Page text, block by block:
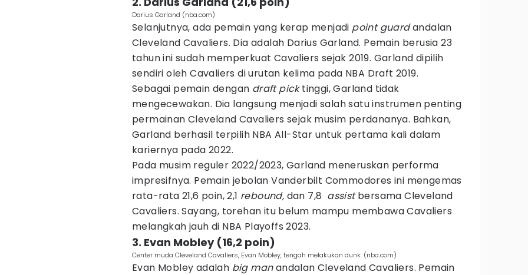
Darius Garland (nba.com)
Selanjutnya, ada pemain yang kerap menjadi point guardandalan
Cleveland Cavaliers. Dia adalah Darius Garland. Pemain berusia 23
tahun ini sudah memperkuat Cavaliers sejak 2019. Garland dipilih
sendiri oleh Cavaliers di urutan kelima pada NBA Draft 2019.
Sebagai pemain dengan draft picktinggi, Garland tidak
mengecewakan. Dia langsung menjadi salah satu instrumen penting
permainan Cleveland Cavaliers sejak musim perdananya. Bahkan,
Garland berhasil terpilih NBA All-Star untuk pertama kali dalam
kariernya pada 2022.
Pada musim reguler 2022/2023, Garland meneruskan performa
impresifnya. Pemain jebolan Vanderbilt Commodores ini mengemas
rata-rata 21,6 poin, 2,1 rebound, dan 7,8 assistbersama Cleveland
Cavaliers. Sayang, torehan itu belum mampu membawa Cavaliers
melangkah jauh di NBA Playoffs 2023.
3. Evan Mobley (16,2 poin)
Center muda Cleveland Cavaliers, Evan Mobley, tengah melakukan dunk. (nba.com)
Evan Mobley adalah big manandalan Cleveland Cavaliers. Pemain